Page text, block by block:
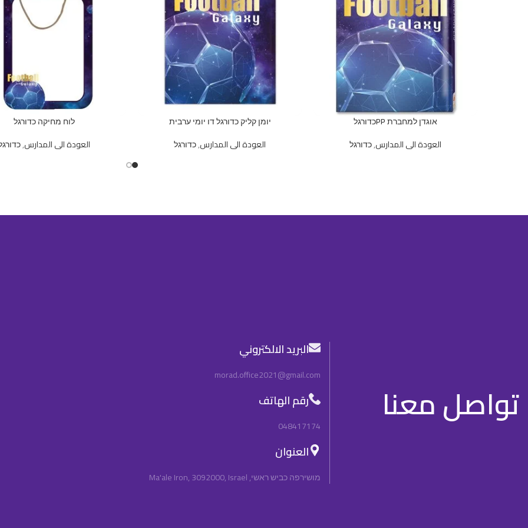
אוגדן למחברת PPכדורגל
العودة الى المدارس,כדורגל
יומן קליק כדורגל דו יומי ערבית
العودة الى المدارس,כדורגל
לוח מחיקה כדורגל
العودة الى المدارس,
تواصل معنا
البريد الالكتروني
morad.office2021@gmail.com
رقم الهاتف
048417174
العنوان
מושירפה כביש ראשי, Ma'ale Iron, 3092000, Israel